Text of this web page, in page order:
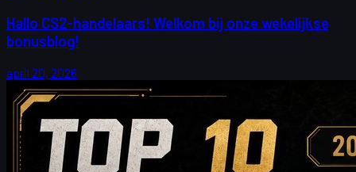
Hallo CS2-handelaars! Welkom bij onze wekelijkse
bonusblog!
april 20, 2026